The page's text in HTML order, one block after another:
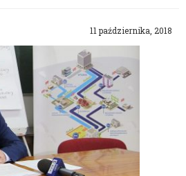
11 października, 2018